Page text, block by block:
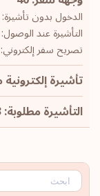
الدخول بدون تأشيرة: 15
التأشيرة عند الوصول: 22
تصريح سفر إلكتروني: 3
تأشيرة إلكترونية
التأشيرة مطلوبة: 133